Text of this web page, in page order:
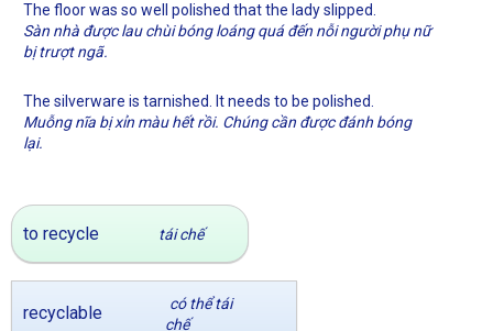
The floor was so well polished that the lady slipped.
Sàn nhà được lau chùi bóng loáng quá đến nỗi người phụ nữ
bị trượt ngã.
The silverware is tarnished. It needs to be polished.
Muỗng nĩa bị xỉn màu hết rồi. Chúng cần được đánh bóng
lại.
to recycle tái chế
recyclable
có thể tái
chế